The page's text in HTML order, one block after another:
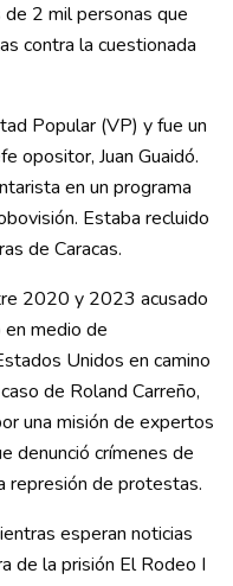
2 mil personas que
contra la cuestionada
Popular (VP) y fue un
opositor, Juan Guaidó.
en un programa
Estaba recluido
de Caracas.
2020 y 2023 acusado
en medio de
Unidos en camino
de Roland Carreño,
una misión de expertos
denunció crímenes de
represión de protestas.
esperan noticias
de la prisión El Rodeo I